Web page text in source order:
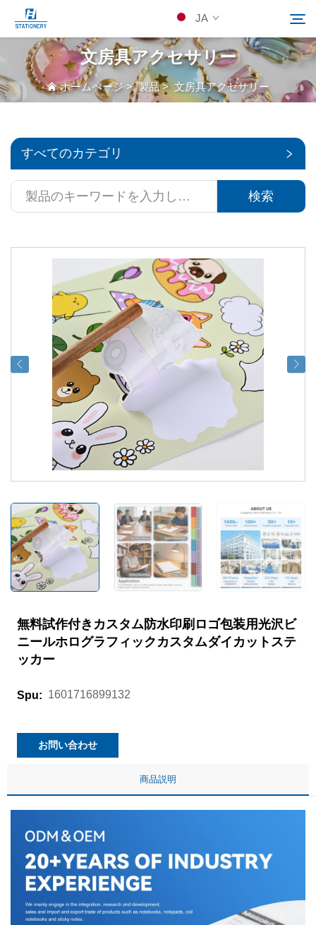
JA
製品
カスタムソリューション
リソース
Kontakuto Us
検索
文房具アクセサリー
ホームページ >製品>文房具アクセサリー
すべてのカテゴリ
検索
無料試作付きカスタム防水印刷ロゴ包装用光沢ビ
ニールホログラフィックカスタムダイカットステ
ッカー
Spu: 1601716899132
お問い合わせ
商品説明